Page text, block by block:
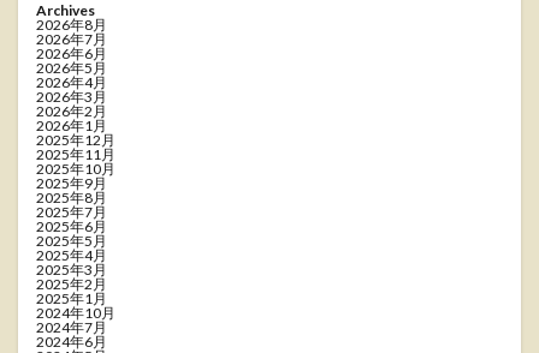
Archives
2026年8月
2026年7月
2026年6月
2026年5月
2026年4月
2026年3月
2026年2月
2026年1月
2025年12月
2025年11月
2025年10月
2025年9月
2025年8月
2025年7月
2025年6月
2025年5月
2025年4月
2025年3月
2025年2月
2025年1月
2024年10月
2024年7月
2024年6月